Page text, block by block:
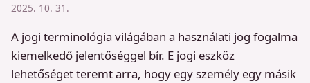
2025. 10. 31.
A jogi terminológia világában a használati jog fogalma
kiemelkedő jelentőséggel bír. E jogi eszköz
lehetőséget teremt arra, hogy egy személy egy másik